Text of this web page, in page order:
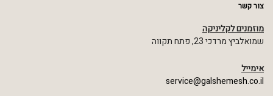
צור קשר
מוזמנים לקליניקה
שמואלביץ מרדכי 23, פתח תקווה
אימייל
service@galshemesh.co.il